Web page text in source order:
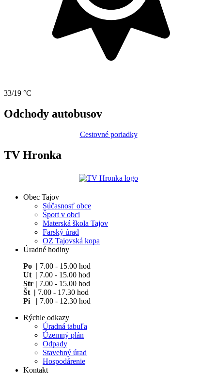
33/19 °C
Odchody autobusov
Cestovné poriadky
TV Hronka
Obec Tajov
Súčasnosť obce
Šport v obci
Materská škola Tajov
Farský úrad
OZ Tajovská kopa
Úradné hodiny
Po | 7.00 - 15.00 hod
Ut | 7.00 - 15.00 hod
Str | 7.00 - 15.00 hod
Št | 7.00 - 17.30 hod
Pi | 7.00 - 12.30 hod
Rýchle odkazy
Úradná tabuľa
Územný plán
Odpady
Stavebný úrad
Hospodárenie
Kontakt